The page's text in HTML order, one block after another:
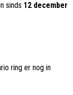
sinds 12 december
ring er nog in